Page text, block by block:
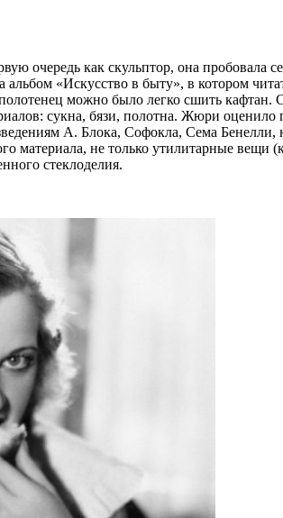
очередь как скульптор, она пробовала
«Искусство в быту», в котором
можно было легко сшить
сукна, бязи, полотна. Жюри
А. Блока, Софокла, Сема
материала, не только утилитарные
стеклоделия.